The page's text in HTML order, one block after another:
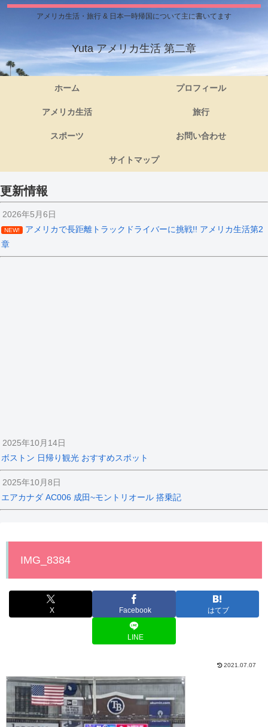
アメリカ生活・旅行 & 日本一時帰国について主に書いてます
Yuta アメリカ生活 第二章
ホーム プロフィール
アメリカ生活 旅行
スポーツ お問い合わせ
サイトマップ
更新情報
2026年5月6日
NEW!
アメリカで長距離トラックドライバーに挑戦!! アメリカ生活第2
章
2025年10月14日
ボストン 日帰り観光 おすすめスポット
2025年10月8日
エアカナダ AC006 成田~モントリオール 搭乗記
IMG_8384
X Facebook はてブ
LINE
2021.07.07